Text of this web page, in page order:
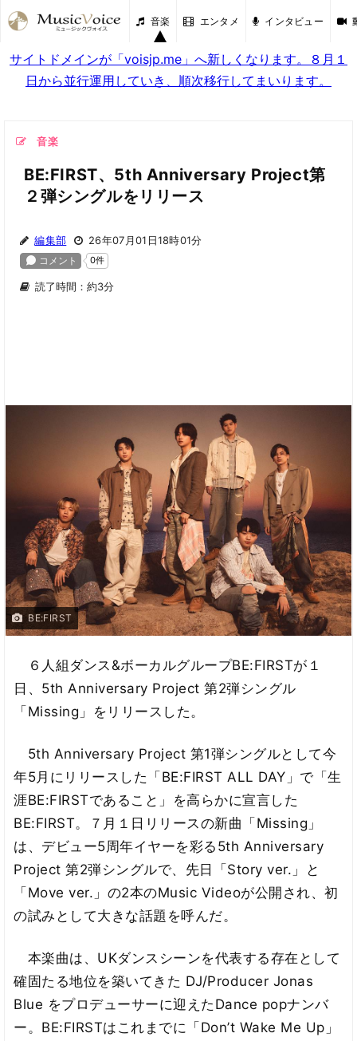
音楽 エンタメ インタビュー
サイトドメインが「voisjp.me」へ新しくなります。８月１
日から並行運用していき、順次移行してまいります。
音楽
BE:FIRST、5th Anniversary Project第
２弾シングルをリリース
編集部 26年07月01日18時01分
読了時間：約3分
BE:FIRST
６人組ダンス&ボーカルグループBE:FIRSTが１
日、5th Anniversary Project 第2弾シングル
「Missing」をリリースした。
5th Anniversary Project 第1弾シングルとして今
年5月にリリースした「BE:FIRST ALL DAY」で「生
涯BE:FIRSTであること」を高らかに宣言した
BE:FIRST。７月１日リリースの新曲「Missing」
は、デビュー5周年イヤーを彩る5th Anniversary
Project 第2弾シングルで、先日「Story ver.」と
「Move ver.」の2本のMusic Videoが公開され、初
の試みとして大きな話題を呼んだ。
本楽曲は、UKダンスシーンを代表する存在として
確固たる地位を築いてきた DJ/Producer Jonas
Blue をプロデューサーに迎えたDance popナンバ
ー。BE:FIRSTはこれまでに「Don’t Wake Me Up」